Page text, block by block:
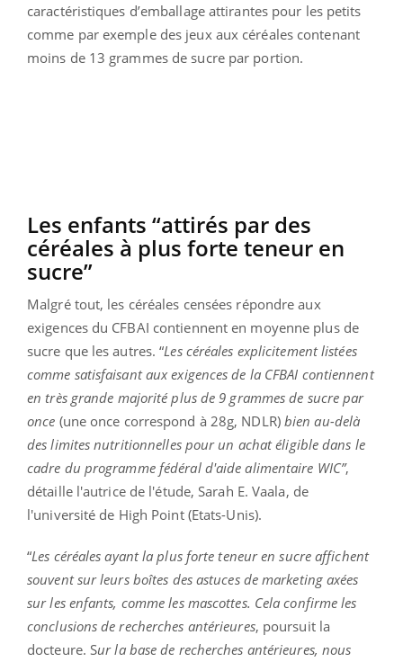
caractéristiques d’emballage attirantes pour les petits
comme par exemple des jeux aux céréales contenant
moins de 13 grammes de sucre par portion.
Les enfants “attirés par des
céréales à plus forte teneur en
sucre”
Malgré tout, les céréales censées répondre aux
exigences du CFBAI contiennent en moyenne plus de
sucre que les autres. “Les céréales explicitement listées
comme satisfaisant aux exigences de la CFBAI contiennent
en très grande majorité plus de 9 grammes de sucre par
once (une once correspond à 28g, NDLR) bien au-delà
des limites nutritionnelles pour un achat éligible dans le
cadre du programme fédéral d'aide alimentaire WIC”,
détaille l'autrice de l'étude, Sarah E. Vaala, de
l'université de High Point (Etats-Unis).
“Les céréales ayant la plus forte teneur en sucre affichent
souvent sur leurs boîtes des astuces de marketing axées
sur les enfants, comme les mascottes. Cela confirme les
conclusions de recherches antérieures, poursuit la
docteure. Sur la base de recherches antérieures, nous